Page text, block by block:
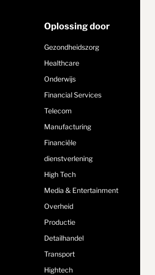
Oplossing door
Gezondheidszorg
Healthcare
Onderwijs
Financial Services
Telecom
Manufacturing
Financiële
dienstverlening
High Tech
Media & Entertainment
Overheid
Productie
Detailhandel
Transport
Hightech